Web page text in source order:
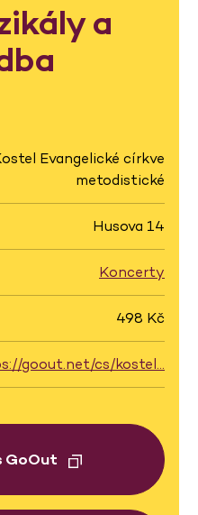
a
Evangelické církve
metodistické
Husova 14
Koncerty
498 Kč
goout.net/cs/kostel…
GoOut